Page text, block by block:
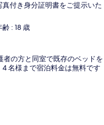
付き身分証明書をご提示いた
: 18 歳
者の方と同室で既存のベッドを
名様まで宿泊料金は無料です